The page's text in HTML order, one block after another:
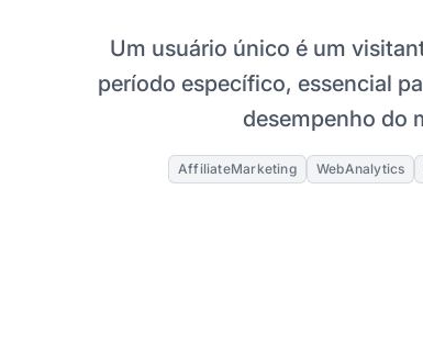
Um usuário único é um
período específico, essencial
desempenho do
AffiliateMarketing WebAnalytics